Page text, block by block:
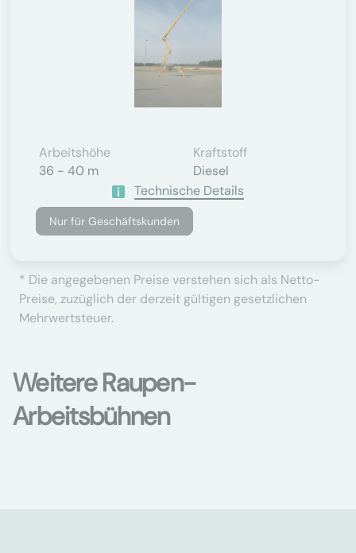
Arbeitshöhe
36 - 40 m
Kraftstoff
Diesel
Technische Details
Nur für Geschäftskunden
* Die angegebenen Preise verstehen sich als Netto-
Preise, zuzüglich der derzeit gültigen gesetzlichen
Mehrwertsteuer.
Weitere Raupen-
Arbeitsbühnen